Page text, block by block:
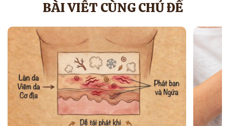
BÀI VIẾT CÙNG CHỦ ĐỀ